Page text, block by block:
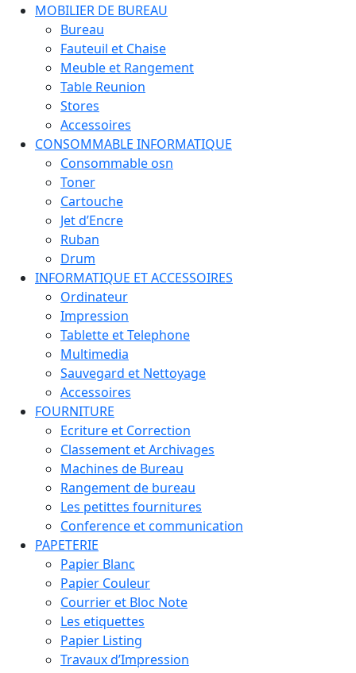
MOBILIER DE BUREAU
Bureau
Fauteuil et Chaise
Meuble et Rangement
Table Reunion
Stores
Accessoires
CONSOMMABLE INFORMATIQUE
Consommable osn
Toner
Cartouche
Jet d’Encre
Ruban
Drum
INFORMATIQUE ET ACCESSOIRES
Ordinateur
Impression
Tablette et Telephone
Multimedia
Sauvegard et Nettoyage
Accessoires
FOURNITURE
Ecriture et Correction
Classement et Archivages
Machines de Bureau
Rangement de bureau
Les petittes fournitures
Conference et communication
PAPETERIE
Papier Blanc
Papier Couleur
Courrier et Bloc Note
Les etiquettes
Papier Listing
Travaux d’Impression